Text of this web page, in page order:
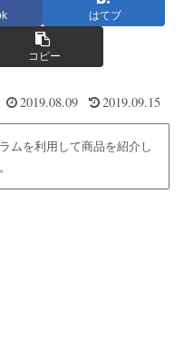
はてブ
コピー
2019.08.09 2019.09.15
ムを利用して商品を紹介し